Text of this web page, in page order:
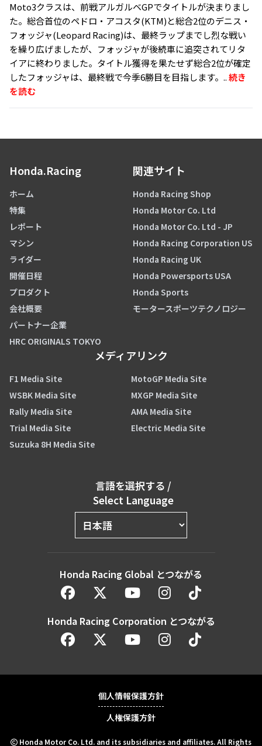
Moto3クラスは、前戦アルガルベGPでタイトルが決まりまし
た。総合首位のペドロ・アコスタ(KTM)と総合2位のデニス・
フォッジャ(Leopard Racing)は、最終ラップまでし烈な戦い
を繰り広げましたが、フォッジャが後続車に追突されてリタ
イアに終わりました。タイトル獲得を果たせず総合2位が確定
したフォッジャは、最終戦で今季6勝目を目指します。..続き
を読む
Honda.Racing
ホーム
特集
レポート
マシン
ライダー
開催日程
プロダクト
会社概要
パートナー企業
HRC ORIGINALS TOKYO
関連サイト
Honda Racing Shop
Honda Motor Co. Ltd
Honda Motor Co. Ltd - JP
Honda Racing Corporation US
Honda Racing UK
Honda Powersports USA
Honda Sports
モータースポーツテクノロジー
メディアリンク
F1 Media Site
MotoGP Media Site
WSBK Media Site
MXGP Media Site
Rally Media Site
AMA Media Site
Trial Media Site
Electric Media Site
Suzuka 8H Media Site
言語を選択する /
Select Language
Honda Racing Global とつながる
Honda Racing Corporation とつながる
Honda Motor Co. Ltd. and its subsidiaries and affiliates. All Rights
個人情報保護方針
人権保護方針